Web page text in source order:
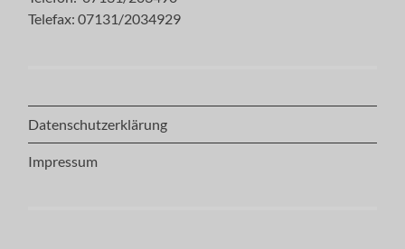
Telefax: 07131/2034929
Datenschutzerklärung
Impressum